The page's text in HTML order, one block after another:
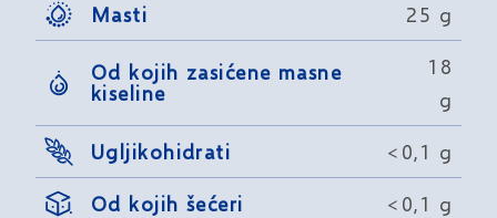
Masti 25 g
Od kojih zasićene masne
kiseline
18
g
Ugljikohidrati <0,1 g
Od kojih šećeri <0,1 g